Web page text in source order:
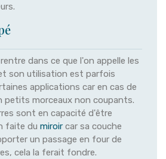
rentre dans ce que l'on appelle les
son utilisation est parfois
applications car en cas de
petits morceaux non coupants.
sont en capacité d'être
faite du miroir car sa couche
un passage en four de
cela la ferait fondre.